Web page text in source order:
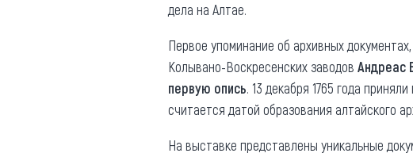
дела на Алтае.
Первое упоминание об архивных
Колывано-Воскресенских заводов Андреас
первую опись. 13 декабря 1765 года
считается датой образования алтайского
На выставке представлены уникальные